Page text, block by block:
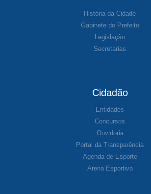
História da Cidade
Gabinete do Prefeito
Legislação
Secretarias
Cidadão
Entidades
Concursos
Ouvidoria
Portal da Transparência
Agenda de Esporte
Arena Esportiva